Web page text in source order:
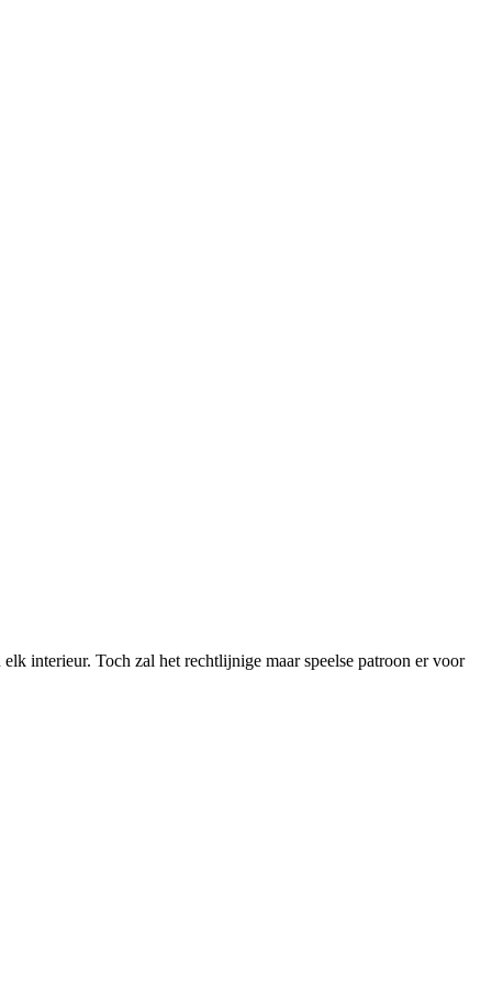
interieur. Toch zal het rechtlijnige maar speelse patroon er voor